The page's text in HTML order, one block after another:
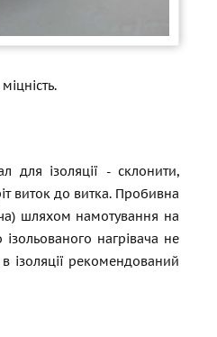
для ізоляції - склонити,
виток до витка. Пробивна
шляхом намотування на
нагрівача не
ізоляції рекомендований